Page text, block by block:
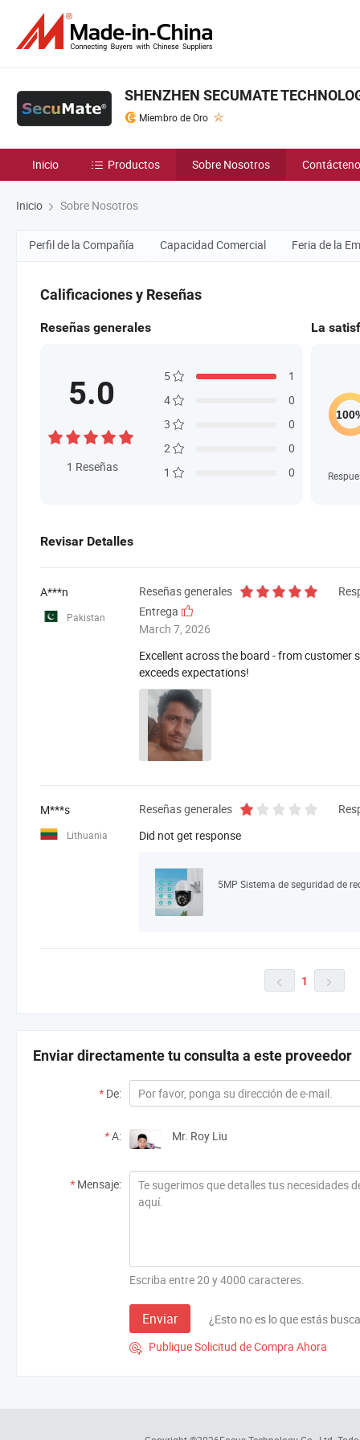
SHENZHEN SECUMATE
Miembro de Oro
Inicio Productos Sobre Nosotros
Inicio Sobre Nosotros
Perfil de la Compañía Capacidad Comercial Feria de la
Calificaciones y Reseñas
Reseñas generales
5.0
1 Reseñas
5
1
4
0
3
0
2
0
1
0
La
Revisar Detalles
A***n
Pakistan
Reseñas generales
Entrega
March 7, 2026
Excellent across the board - from customer
exceeds expectations!
M***s
Lithuania
Reseñas generales
Did not get response
 1 
Enviar directamente tu consulta a este proveedor
* De:
*A: Mr. Roy Liu
* Mensaje:
Escriba entre 20 y 4000 caracteres.
Enviar ¿Esto no es lo que estás
 Publique Solicitud de Compra Ahora